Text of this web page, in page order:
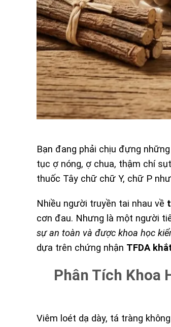
Bạn đang phải chịu đựng
tục ợ nóng, ợ chua, thậm chí
thuốc Tây chữ chữ Y, chữ P
Nhiều người truyền tai nhau về
cơn đau. Nhưng là một người
sự an toàn và được khoa học
dựa trên chứng nhận TFDA
Phân Tích Khoa
Viêm loét dạ dày, tá tràng